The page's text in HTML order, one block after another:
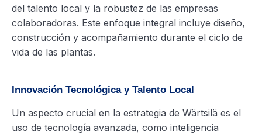
del talento local y la robustez de las empresas
colaboradoras. Este enfoque integral incluye diseño,
construcción y acompañamiento durante el ciclo de
vida de las plantas.
Innovación Tecnológica y Talento Local
Un aspecto crucial en la estrategia de Wärtsilä es el
uso de tecnología avanzada, como inteligencia